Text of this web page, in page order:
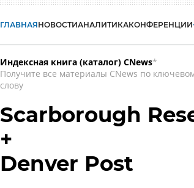
ГЛАВНАЯНОВОСТИАНАЛИТИКАКОНФЕРЕНЦИИ
Индексная книга (каталог) CNews*
Получите все материалы CNews по
слову
Scarborough
+
Denver Post